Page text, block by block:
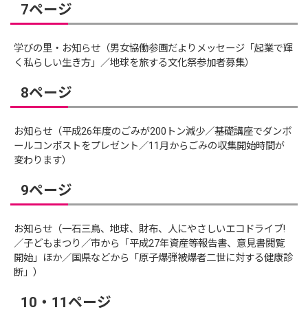
7ページ
学びの里・お知らせ（男女協働参画だよりメッセージ「起業で輝
く私らしい生き方」／地球を旅する文化祭参加者募集）
8ページ
お知らせ（平成26年度のごみが200トン減少／基礎講座でダンボ
ールコンポストをプレゼント／11月からごみの収集開始時間が
変わります）
9ページ
お知らせ（一石三鳥、地球、財布、人にやさしいエコドライブ!
／子どもまつり／市から「平成27年資産等報告書、意見書閲覧
開始」ほか／国県などから「原子爆弾被爆者二世に対する健康診
断」）
10・11ページ